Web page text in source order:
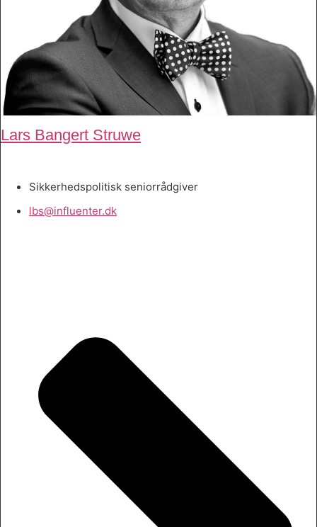
Lars Bangert Struwe
Sikkerhedspolitisk seniorrådgiver
lbs@influenter.dk